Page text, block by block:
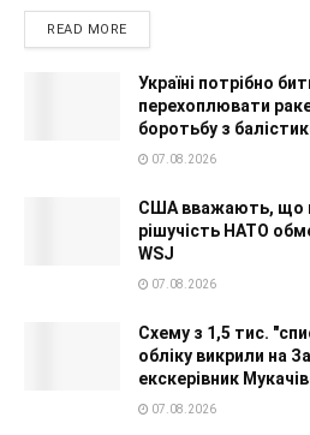
READ MORE
Україні потрібно
перехоплювати
боротьбу з
07.08.2026
США вважають, що
рішучість НАТО
WSJ
07.08.2026
Схему з 1,5 тис.
обліку викрили на
екскерівник
07.08.2026